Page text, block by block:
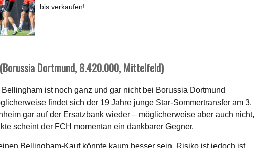
bis verkaufen!
Dortmund, 8.420.000, Mittelfeld)
ist noch ganz und gar nicht bei Borussia Dortmund
findet sich der 19 Jahre junge Star-Sommertransfer am 3.
gar auf der Ersatzbank wieder – möglicherweise aber auch nicht,
scheint der FCH momentan ein dankbarer Gegner.
Bellingham-Kauf könnte kaum besser sein, Risiko ist jedoch ist